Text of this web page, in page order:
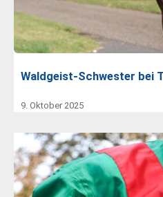
Waldgeist-Schwester bei
9. Oktober 2025